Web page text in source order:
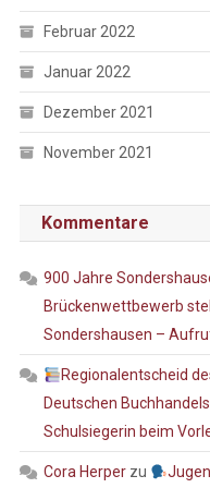
Februar 2022
Januar 2022
Dezember 2021
November 2021
Kommentare
900 Jahre
Brückenwettbewerb
Sondershausen –
Regionalentscheid
Deutschen Buchhandels
Schulsiegerin beim
Cora Herperzu